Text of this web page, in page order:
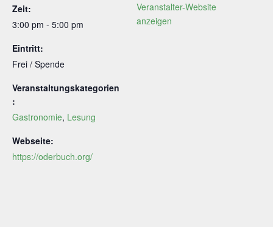
Zeit:
3:00 pm - 5:00 pm
Eintritt:
Frei / Spende
Veranstaltungskategorien
:
Gastronomie, Lesung
Webseite:
https://oderbuch.org/
Veranstalter-Website
anzeigen